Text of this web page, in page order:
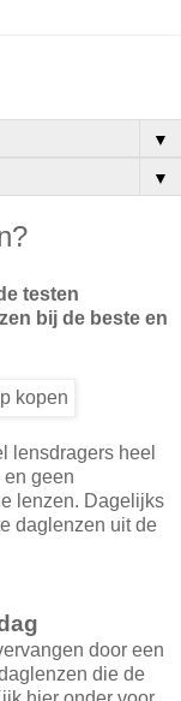
▼
▼
testen
bij de beste en
lensdragers heel
geen
lenzen. Dagelijks
daglenzen uit de
door een
die de